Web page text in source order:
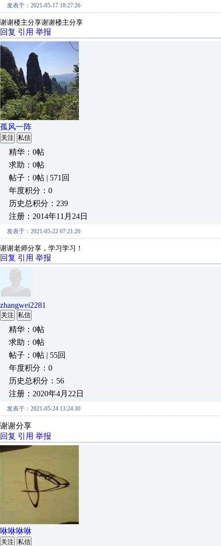
发表于：2021-05-17 18:27:26
谢谢楼主分享谢谢楼主分享
回复 引用 举报
孤风一阵
关注 私信
精华：0帖
求助：0帖
帖子：0帖 | 571回
年度积分：0
历史总积分：239
注册：2014年11月24日
发表于：2021-05-22 07:21:26
谢谢老师分享，学习学习！
回复 引用 举报
zhangwei2281
关注 私信
精华：0帖
求助：0帖
帖子：0帖 | 55回
年度积分：0
历史总积分：56
注册：2020年4月22日
发表于：2021-05-24 13:24:30
谢谢分享
回复 引用 举报
咻咻咻咻
关注 私信